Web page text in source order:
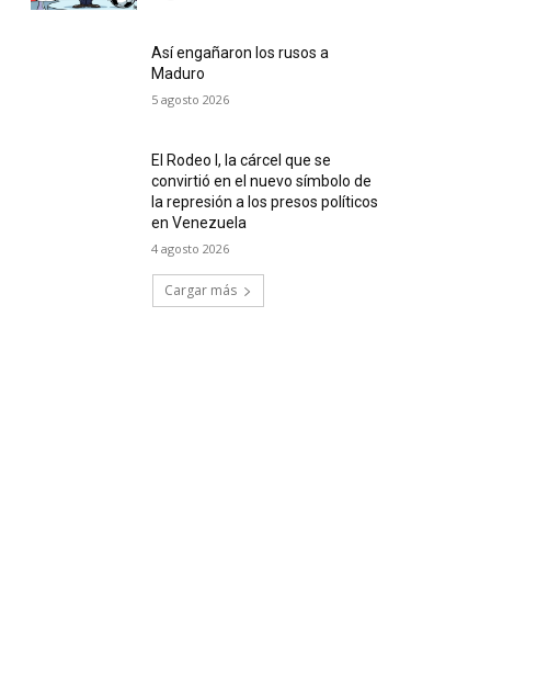
Así engañaron los rusos a
Maduro
5 agosto 2026
El Rodeo I, la cárcel que se
convirtió en el nuevo símbolo de
la represión a los presos políticos
en Venezuela
4 agosto 2026
Cargar más